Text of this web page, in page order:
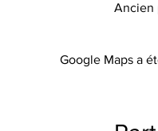
Ancien
Google Maps a